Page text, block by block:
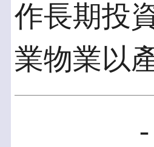
作長期投
業物業以